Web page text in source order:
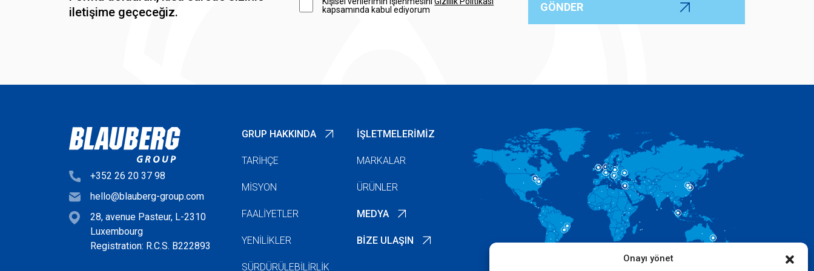
Onayı yönet
iletişime geçeceğiz.
kapsamında kabul ediyorum
+352 26 20 37 98
hello@blauberg-group.com
28, avenue Pasteur, L-2310
Luxembourg
Registration: R.C.S. B222893
GRUP HAKKINDA
TARIHÇE
MISYON
FAALIYETLER
YENILIKLER
SÜRDÜRÜLEBILIRLIK
İŞLETMELERIMIZ
MARKALAR
ÜRÜNLER
MEDYA
BIZE ULAŞIN